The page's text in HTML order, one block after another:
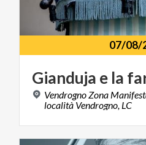
07/08/
Gianduja e la
Vendrogno Zona
località Vendrogno, LC